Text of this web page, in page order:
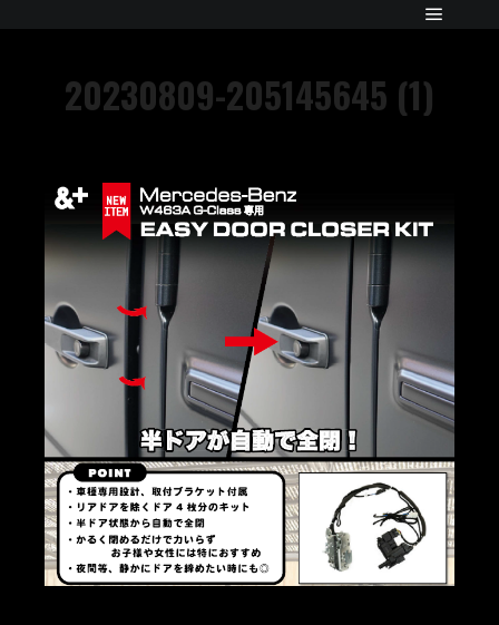
20230809-205145645 (1)